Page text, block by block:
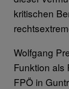
kritischen
Wolfgang
Funktion als
FPÖ in